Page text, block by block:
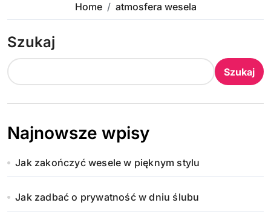
Home atmosfera wesela
Szukaj
Szukaj
Najnowsze wpisy
Jak zakończyć wesele w pięknym stylu
Jak zadbać o prywatność w dniu ślubu